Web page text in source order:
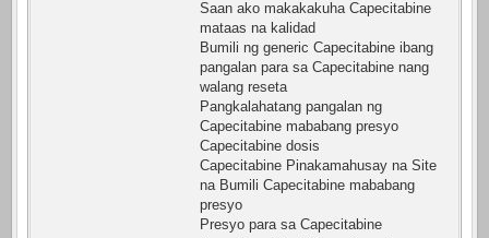
Saan ako makakakuha Capecitabine
mataas na kalidad
Bumili ng generic Capecitabine ibang
pangalan para sa Capecitabine nang
walang reseta
Pangkalahatang pangalan ng
Capecitabine mababang presyo
Capecitabine dosis
Capecitabine Pinakamahusay na Site
na Bumili Capecitabine mababang
presyo
Presyo para sa Capecitabine